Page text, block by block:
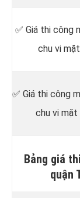
✅ Giá thi công
chu vi
✅ Giá thi công
chu vi
Bảng giá
quận